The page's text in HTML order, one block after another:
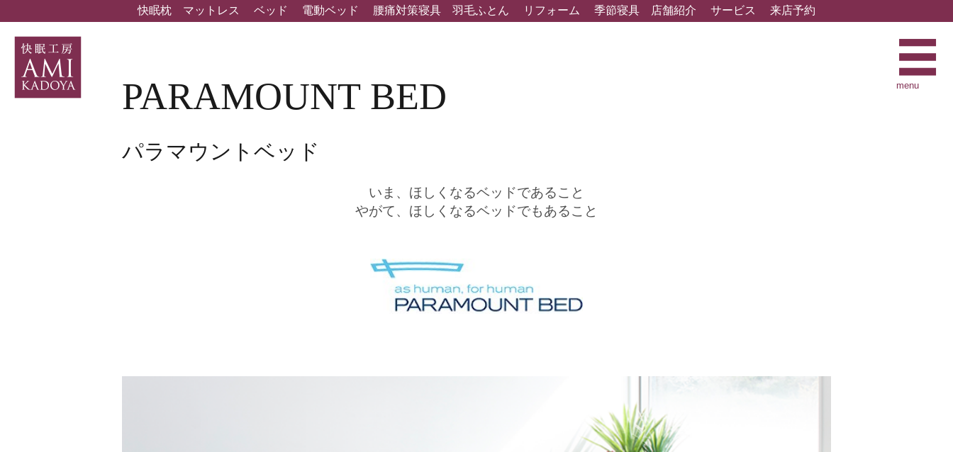
快眠枕 マットレス ベッド 電動ベッド 腰痛対策寝具 羽毛ふとん リフォーム 季節寝具 店舗紹介 サービス 来店予約
menu
PARAMOUNT BED
パラマウントベッド
いま、ほしくなるベッドであること
やがて、ほしくなるベッドでもあること